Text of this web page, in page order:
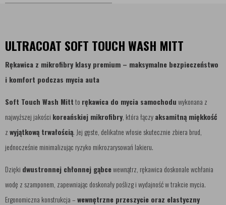
ULTRACOAT SOFT TOUCH WASH MITT
Rękawica z mikrofibry klasy premium – maksymalne bezpieczeństwo
i komfort podczas mycia auta
Soft Touch Wash Mittto rękawica do mycia samochoduwykonana z
najwyższej jakości koreańskiej mikrofibry , która łączyaksamitną miękkość
zwyjątkową trwałością. Jej gęste, delikatne włosie skutecznie zbiera brud,
jednocześnie minimalizując ryzyko mikrozarysowań lakieru.
Dzięki dwustronnej chłonnej gąbcewewnątrz, rękawica doskonale wchłania
wodę z szamponem, zapewniając doskonały poślizg i wydajność w trakcie mycia.
Ergonomiczna konstrukcja –wewnętrzne przeszycie oraz elastyczny